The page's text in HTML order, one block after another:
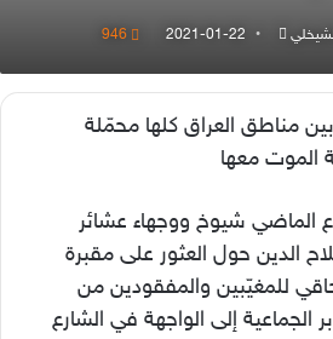
أرسل
إلكترونيا
2021-01-22
946
مناطق العراق كلها محمّلة
الموت معها
الماضي شيوخ ووجهاء عشائر
الدين حول العثور على مقبرة
للمغيّبين والمفقودين من
إلى الواجهة في الشارع